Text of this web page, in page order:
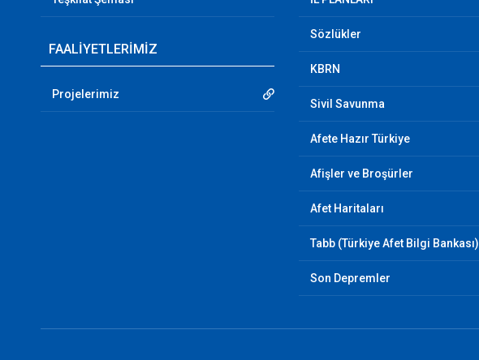
FAALİYETLERİMİZ
Projelerimiz
Sözlükler
KBRN
Sivil Savunma
Afete Hazır Türkiye
Afişler ve Broşürler
Afet Haritaları
Tabb (Türkiye Afet Bilgi Bankası)
Son Depremler